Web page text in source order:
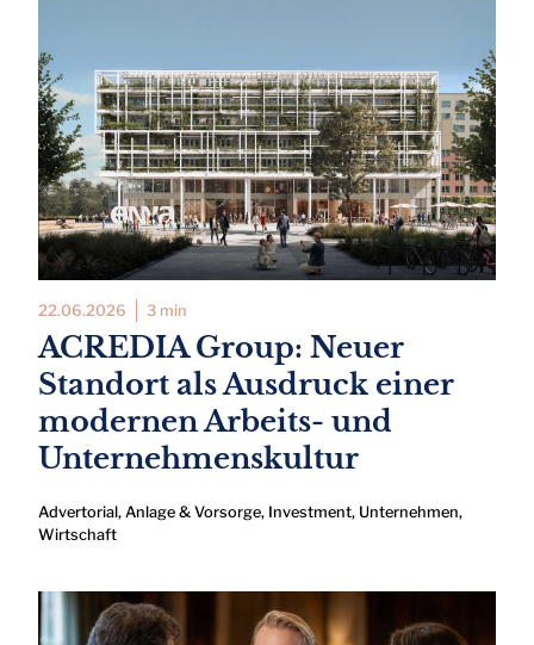
22.06.2026 3 min
ACREDIA Group: Neuer
Standort als Ausdruck einer
modernen Arbeits- und
Unternehmenskultur
Advertorial, Anlage & Vorsorge, Investment, Unternehmen,
Wirtschaft